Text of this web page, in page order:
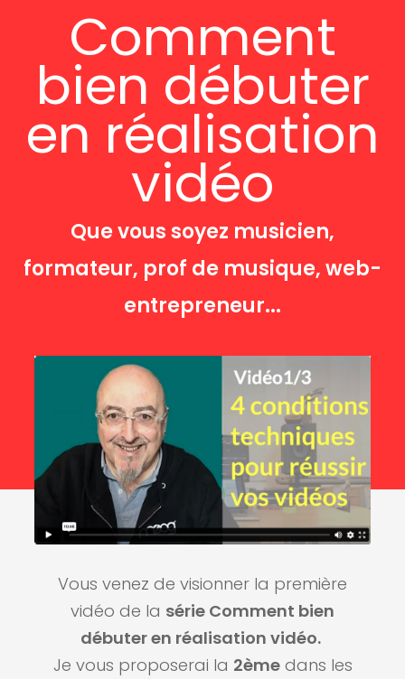
Comment
bien débuter
en réalisation
vidéo
Que vous soyez musicien,
formateur, prof de musique, web-
entrepreneur...
Vous venez de visionner la première
vidéo de la série Comment bien
débuter en réalisation vidéo.
Je vous proposerai la 2èmedans les